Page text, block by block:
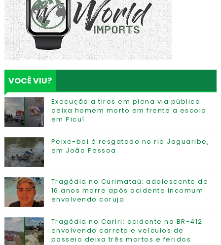
VOCÊ VIU?
Execução a tiros em plena via pública
deixa homem morto em frente a escola
em Picuí
Peixe-boi é resgatado no rio Jaguaribe,
em João Pessoa
Tragédia no Curimataú: adolescente de
16 anos morre após acidente incomum
envolvendo coruja
Tragédia no Cariri: acidente na BR-412
envolvendo carreta e veículos de
passeio deixa três mortos e feridos